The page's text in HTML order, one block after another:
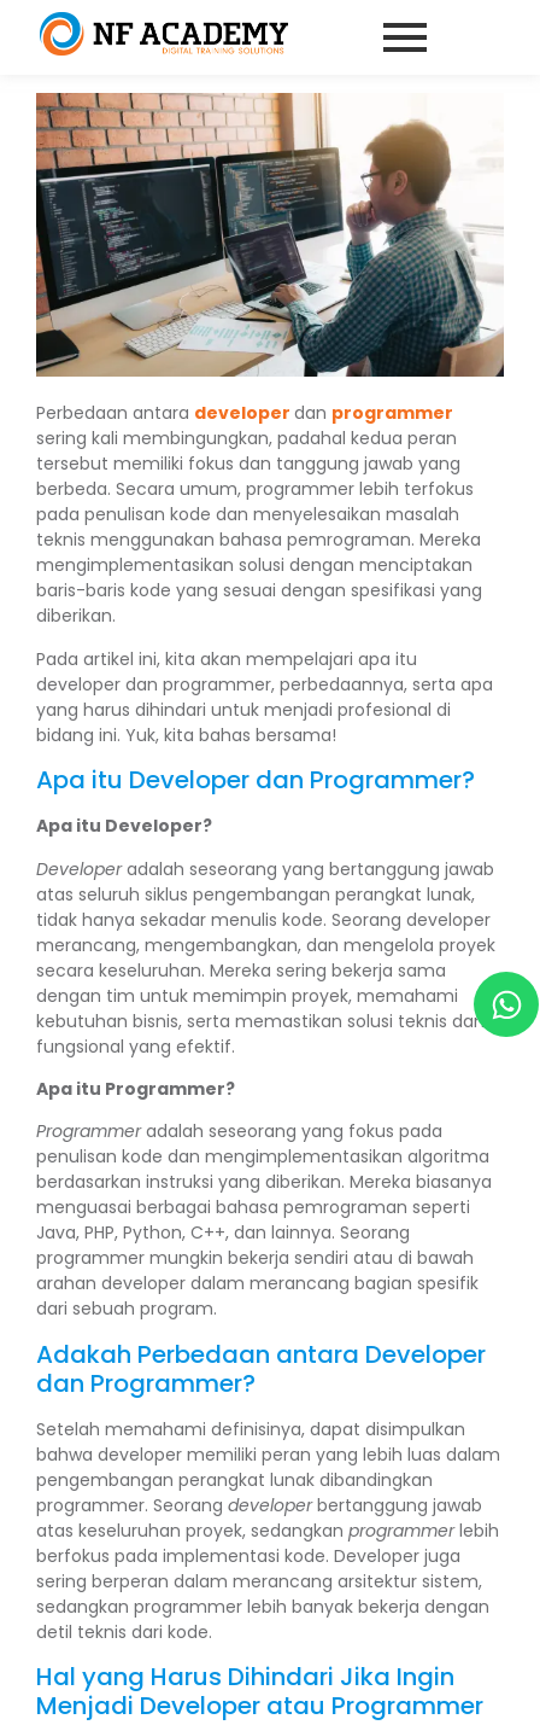
Perbedaan antara developer dan programmer
sering kali membingungkan, padahal kedua peran
tersebut memiliki fokus dan tanggung jawab yang
berbeda. Secara umum, programmer lebih terfokus
pada penulisan kode dan menyelesaikan masalah
teknis menggunakan bahasa pemrograman. Mereka
mengimplementasikan solusi dengan menciptakan
baris-baris kode yang sesuai dengan spesifikasi yang
diberikan.
Pada artikel ini, kita akan mempelajari apa itu
developer dan programmer, perbedaannya, serta apa
yang harus dihindari untuk menjadi profesional di
bidang ini. Yuk, kita bahas bersama!
Apa itu Developer dan Programmer?
Apa itu Developer?
Developeradalah seseorang yang bertanggung jawab
atas seluruh siklus pengembangan perangkat lunak,
tidak hanya sekadar menulis kode. Seorang developer
merancang, mengembangkan, dan mengelola proyek
secara keseluruhan. Mereka sering bekerja sama
dengan tim untuk memimpin proyek, memahami
kebutuhan bisnis, serta memastikan solusi teknis dan
fungsional yang efektif.
Apa itu Programmer?
Programmeradalah seseorang yang fokus pada
penulisan kode dan mengimplementasikan algoritma
berdasarkan instruksi yang diberikan. Mereka biasanya
menguasai berbagai bahasa pemrograman seperti
Java, PHP, Python, C++, dan lainnya. Seorang
programmer mungkin bekerja sendiri atau di bawah
arahan developer dalam merancang bagian spesifik
dari sebuah program.
Adakah Perbedaan antara Developer
dan Programmer?
Setelah memahami definisinya, dapat disimpulkan
bahwa developer memiliki peran yang lebih luas dalam
pengembangan perangkat lunak dibandingkan
programmer. Seorang developerbertanggung jawab
atas keseluruhan proyek, sedangkan programmerlebih
berfokus pada implementasi kode. Developer juga
sering berperan dalam merancang arsitektur sistem,
sedangkan programmer lebih banyak bekerja dengan
detil teknis dari kode.
Hal yang Harus Dihindari Jika Ingin
Menjadi Developer atau Programmer